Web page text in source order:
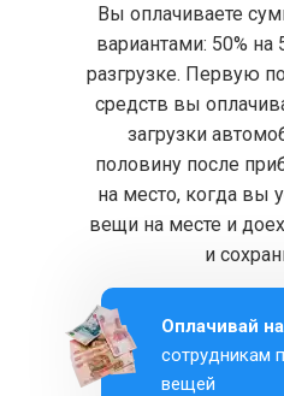
Вы оплачиваете
вариантами: 50% на
разгрузке. Первую
средств вы
загрузки
половину после
на место, когда вы
вещи на месте и
и
Оплачивай
сотрудникам
вещей